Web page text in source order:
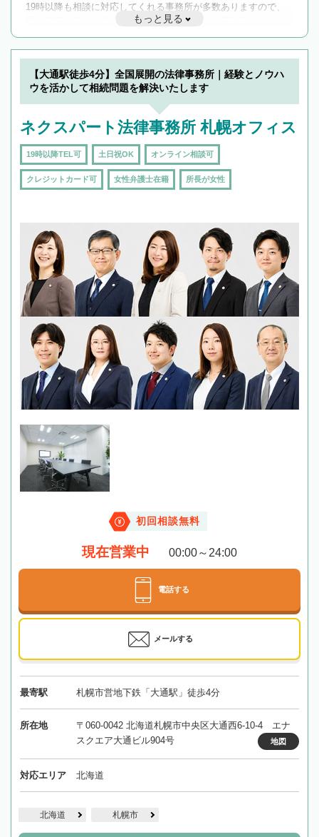
19時以降も相談に対応してくれる事務所が多数ありますので、
遅い時間の相談が増えそうな場合はそのような事務所に絞り込
んで検索してみましょう。
19時以降TEL可の条件
を加えて再検索
もっと見る
【大通駅徒歩4分】全国展開の法律事務所｜経験とノウハ
ウを活かして相続問題を解決いたします
ネクスパート法律事務所 札幌オフィス
19時以降TEL可 土日祝OK オンライン相談可
クレジットカード可 女性弁護士在籍 所長が女性
初回相談無料
現在営業中 00:00～24:00
電話する
メールする
最寄駅 札幌市営地下鉄「大通駅」徒歩4分
所在地
〒060-0042 北海道札幌市中央区大通西6-10-4 エナ
スクエア大通ビル904号
地図
対応エリア 北海道
北海道 札幌市